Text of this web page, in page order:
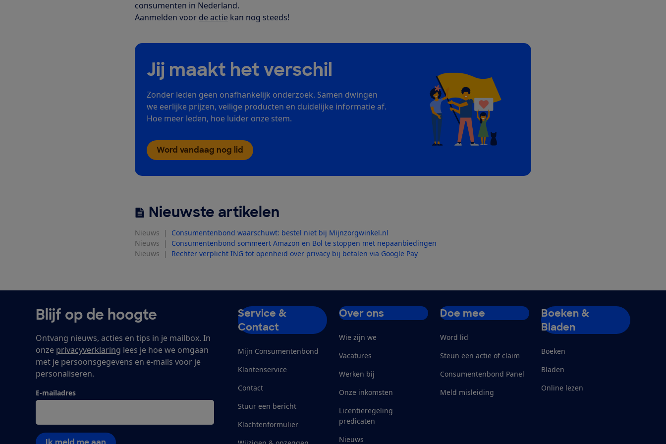
consumenten in Nederland.
Aanmelden voor de actie kan nog steeds!
Jij maakt het verschil
Zonder leden geen onafhankelijk onderzoek. Samen dwingen
we eerlijke prijzen, veilige producten en duidelijke informatie af.
Hoe meer leden, hoe luider onze stem.
Word vandaag nog lid
Nieuwste artikelen
Nieuws |
Consumentenbond waarschuwt: bestel niet bij Mijnzorgwinkel.nl
Nieuws
|
Consumentenbond sommeert Amazon en Bol te stoppen met nepaanbiedingen
Nieuws
| Rechter verplicht ING tot openheid over privacy bij betalen via Google Pay
Blijf op de hoogte
Ontvang nieuws, acties en tips in je mailbox. In
onze privacyverklaring lees je hoe we omgaan
met je persoonsgegevens en e-mails voor je
personaliseren.
E-mailadres
Service &
Contact
Mijn Consumentenbond
Klantenservice
Contact
Stuur een bericht
Klachtenformulier
Over ons
Wie zijn we
Vacatures
Werken bij
Onze inkomsten
Licentieregeling
predicaten
Nieuws
Doe mee
Word lid
Steun een actie of claim
Consumentenbond Panel
Meld misleiding
Boeken &
Bladen
Boeken
Bladen
Online lezen